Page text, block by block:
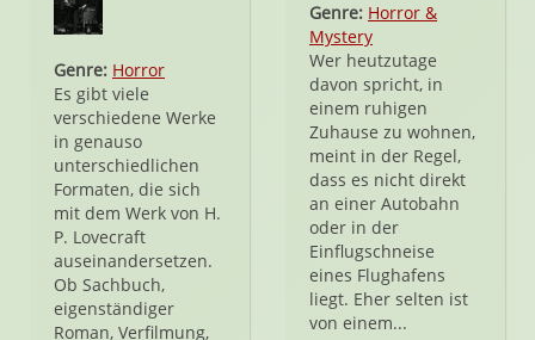
Genre: Horror
Es gibt viele
verschiedene Werke
in genauso
unterschiedlichen
Formaten, die sich
mit dem Werk von H.
P. Lovecraft
auseinandersetzen.
Ob Sachbuch,
eigenständiger
Roman, Verfilmung,
Genre: Horror &
Mystery
Wer heutzutage
davon spricht, in
einem ruhigen
Zuhause zu wohnen,
meint in der Regel,
dass es nicht direkt
an einer Autobahn
oder in der
Einflugschneise
eines Flughafens
liegt. Eher selten ist
von einem...